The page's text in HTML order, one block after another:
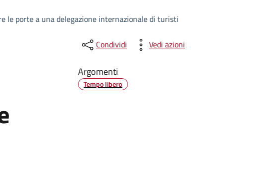
le porte a una delegazione internazionale di turisti
Condividi Vedi azioni
Argomenti
Tempo libero